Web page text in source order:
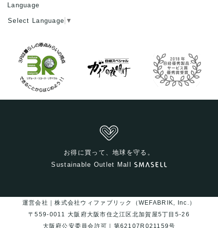
Language
Select Language ▼
お得に買って、地球を守る。
Sustainable Outlet Mall
運営会社｜株式会社ウィファブリック（WEFABRIK, Inc.）
〒559-0011 大阪府大阪市住之江区北加賀屋5丁目5-26
大阪府公安委員会許可｜第62107R021159号